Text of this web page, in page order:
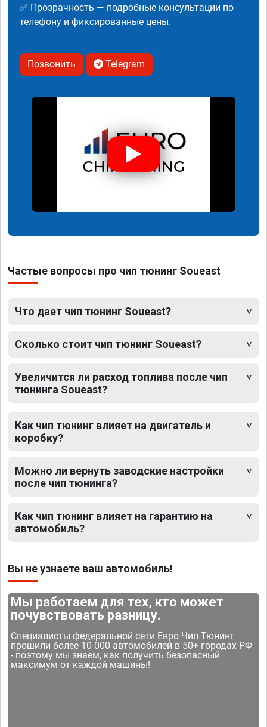
✅ Прозрачность — подробные консультации по
телефону и фиксированные цены.
Позвонить Telegram
Частые вопросы про чип тюнинг Soueast
Что дает чип тюнинг Soueast?
Сколько стоит чип тюнинг Soueast?
Увеличится ли расход топлива после чип
тюнинга Soueast?
Как чип тюнинг влияет на двигатель и
коробку?
Можно ли вернуть заводские настройки
после чип тюнинга?
Как чип тюнинг влияет на гарантию на
автомобиль?
Вы не узнаете ваш автомобиль!
Мы работаем для тех, кто может
почувствовать разницу.
Специалисты федеральной сети Евро Чип Тюнинг
прошили более 10 000 автомобилей в 50+ городах РФ
- поэтому мы знаем, как получить безопасный
максимум от каждой машины!